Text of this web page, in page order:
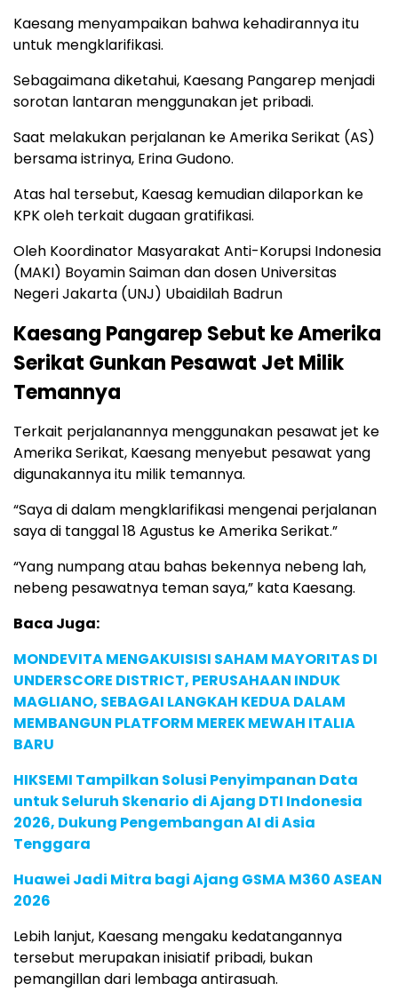
Kaesang menyampaikan bahwa kehadirannya itu
untuk mengklarifikasi.
Sebagaimana diketahui, Kaesang Pangarep menjadi
sorotan lantaran menggunakan jet pribadi.
Saat melakukan perjalanan ke Amerika Serikat (AS)
bersama istrinya, Erina Gudono.
Atas hal tersebut, Kaesag kemudian dilaporkan ke
KPK oleh terkait dugaan gratifikasi.
Oleh Koordinator Masyarakat Anti-Korupsi Indonesia
(MAKI) Boyamin Saiman dan dosen Universitas
Negeri Jakarta (UNJ) Ubaidilah Badrun
Kaesang Pangarep Sebut ke Amerika
Serikat Gunkan Pesawat Jet Milik
Temannya
Terkait perjalanannya menggunakan pesawat jet ke
Amerika Serikat, Kaesang menyebut pesawat yang
digunakannya itu milik temannya.
“Saya di dalam mengklarifikasi mengenai perjalanan
saya di tanggal 18 Agustus ke Amerika Serikat.”
“Yang numpang atau bahas bekennya nebeng lah,
nebeng pesawatnya teman saya,” kata Kaesang.
Baca Juga:
MONDEVITA MENGAKUISISI SAHAM MAYORITAS DI
UNDERSCORE DISTRICT, PERUSAHAAN INDUK
MAGLIANO, SEBAGAI LANGKAH KEDUA DALAM
MEMBANGUN PLATFORM MEREK MEWAH ITALIA
BARU
HIKSEMI Tampilkan Solusi Penyimpanan Data
untuk Seluruh Skenario di Ajang DTI Indonesia
2026, Dukung Pengembangan AI di Asia
Tenggara
Huawei Jadi Mitra bagi Ajang GSMA M360 ASEAN
2026
Lebih lanjut, Kaesang mengaku kedatangannya
tersebut merupakan inisiatif pribadi, bukan
pemangillan dari lembaga antirasuah.